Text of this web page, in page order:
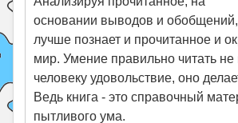
основании выводов и обобщений,
лучше познает и прочитанное и
мир. Умение правильно читать не
человеку удовольствие, оно
Ведь книга - это справочный
пытливого ума.